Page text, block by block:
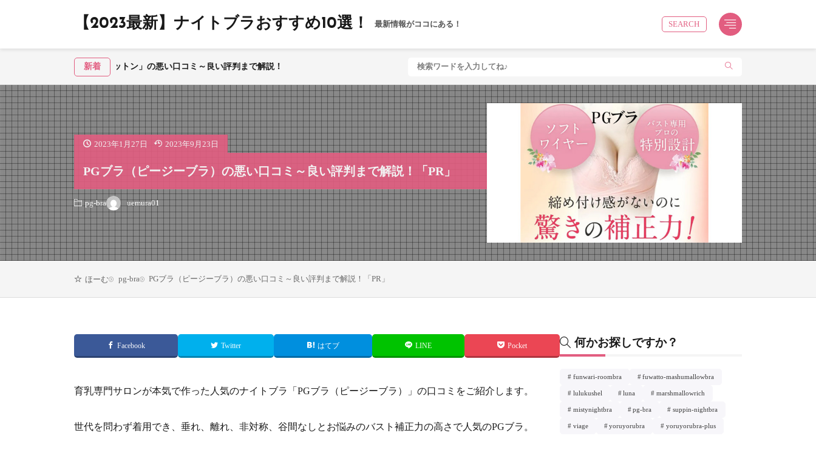
【2023最新】ナイトブラおすすめ10選！ 最新情報がココにある！ SEARCH
新着
「夜寄るブラコットン」の悪い口コミ～良い評判まで解説！
2023年1月27日 2023年9月23日
PGブラ（ピージーブラ）の悪い口コミ～良い評判まで解説！「PR」
pg-bra uemura01
ほーむ pg-bra PGブラ（ピージーブラ）の悪い口コミ～良い評判まで解説！「PR」
Facebook Twitter はてブ LINE Pocket
育乳専門サロンが本気で作った 人気のナイトブラ「PGブラ（ピージーブラ）」の口コミをご紹介します。
世代を問わず着用でき、垂れ、離れ、非対称、谷間なしとお悩みのバスト補正力の高さで人気のPGブラ。
何かお探しですか？
funwari-roombra fuwatto-mashumallowbra
lulukushel luna marshmallowrich
mistynightbra pg-bra suppin-nightbra
viage yoruyorubra yoruyorubra-plus